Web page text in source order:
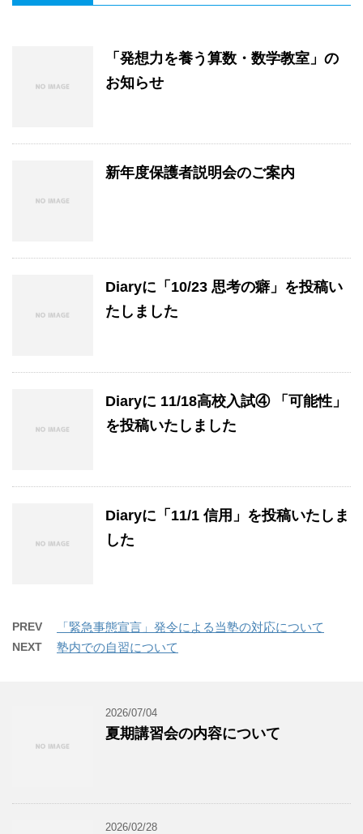
「発想力を養う算数・数学教室」の
お知らせ
新年度保護者説明会のご案内
Diaryに「10/23 思考の癖」を投稿い
たしました
Diaryに 11/18高校入試④ 「可能性」
を投稿いたしました
Diaryに「11/1 信用」を投稿いたしま
した
PREV 「緊急事態宣言」発令による当塾の対応について
NEXT 塾内での自習について
2026/07/04
夏期講習会の内容について
2026/02/28